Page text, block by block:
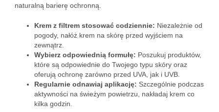
naturalną barierę ochronną.
Krem z filtrem stosować codziennie: Niezależnie od
pogody, nałóż krem na skórę przed wyjściem na
zewnątrz.
Wybierz odpowiednią formułę: Poszukuj produktów,
które są odpowiednie do Twojego typu skóry oraz
oferują ochronę zarówno przed UVA, jak i UVB.
Regularnie odnawiaj aplikację: Szczególnie podczas
aktywności na świeżym powietrzu, nakładaj krem co
kilka godzin.